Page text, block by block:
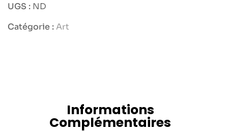
UGS : ND
Catégorie :Art
Informations
Complémentaires